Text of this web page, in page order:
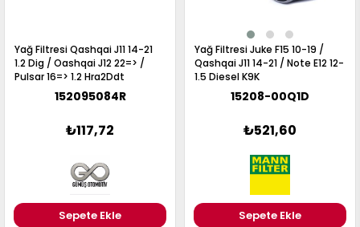
Yağ Filtresi Qashqai J11 14-21
1.2 Dig / Oashqai J12 22=> /
Pulsar 16=> 1.2 Hra2Ddt
152095084R
₺117,72
Sepete Ekle
Yağ Filtresi Juke F15 10-19 /
Qashqai J11 14-21 / Note E12 12-
1.5 Diesel K9K
15208-00Q1D
₺521,60
Sepete Ekle